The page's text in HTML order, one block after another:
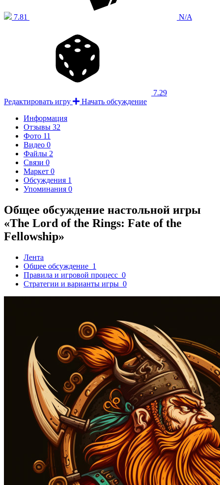
7.81 N/A
7.29
Редактировать игру
Начать обсуждение
Информация
Отзывы 32
Фото 11
Видео 0
Файлы 2
Связи 0
Маркет 0
Обсуждения 1
Упоминания 0
Общее обсуждение настольной игры
«The Lord of the Rings: Fate of the
Fellowship»
Лента
Общее обсуждение 1
Правила и игровой процесс 0
Стратегии и варианты игры 0